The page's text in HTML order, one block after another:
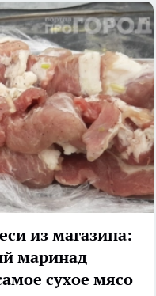
из магазина:
маринад
сухое мясо